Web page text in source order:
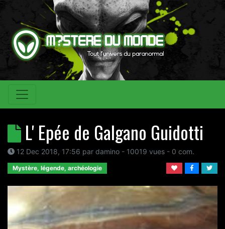
L' Epée de Galgano Guidotti
12 Dec 2018, 17:56 par damino - 10019 vues - 0 com.
Mystère, légende, archéologie